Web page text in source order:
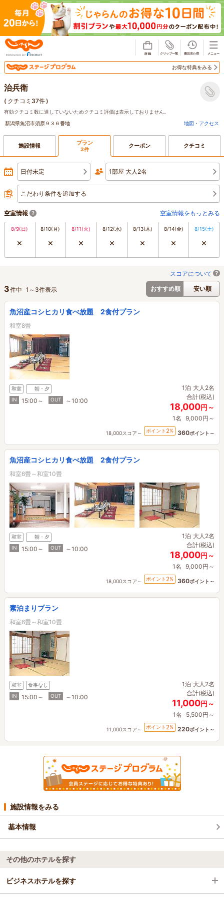
お得な特典をみる
治兵衛
( クチコミ37件)
有効クチコミ数に達していないためクチコミ評価は表示しておりません。
新潟県魚沼市須原９３６番地
地図・アクセス
施設情報 プラン
3件 クーポン クチコミ
日付未定 1部屋 大人2名
こだわり条件を追加する
空室情報 空室情報をもっとみる
8/9(日)
×
8/10(月)
×
8/11(火)
×
8/12(水)
×
8/13(木)
×
8/14(金)
×
8/15(土)
×
スコアについて
おすすめ順
安い順
3件中 1 ～ 3件表示
魚沼産コシヒカリ食べ放題 2食付プラン
和室8畳
和室
朝・夕
IN
15:00～ OUT ～10:00
1泊 大人2名
合計(税込)
18,000円～
1名 9,000円～
18,000スコア～ ポイント 2% 360ポイント～
魚沼産コシヒカリ食べ放題 2食付プラン
和室6畳～和室10畳
和室
朝・夕
IN
15:00～ OUT ～10:00
1泊 大人2名
合計(税込)
18,000円～
1名 9,000円～
18,000スコア～ ポイント 2% 360ポイント～
素泊まりプラン
和室6畳～和室10畳
和室
食事なし
IN
15:00～ OUT ～10:00
1泊 大人2名
合計(税込)
11,000円～
1名 5,500円～
11,000スコア～ ポイント 2% 220ポイント～
施設情報をみる
基本情報
その他のホテルを探す
ビジネスホテルを探す